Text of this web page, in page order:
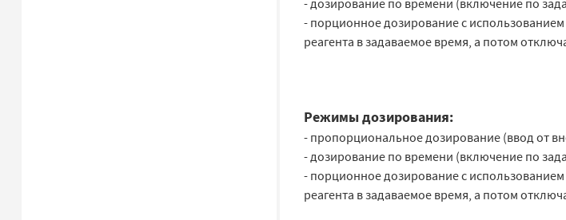
- дозирование по времени (включение по
- порционное дозирование с
реагента в задаваемое время, а потом
Режимы дозирования:
- пропорциональное дозирование (ввод от
- дозирование по времени (включение по
- порционное дозирование с
реагента в задаваемое время, а потом